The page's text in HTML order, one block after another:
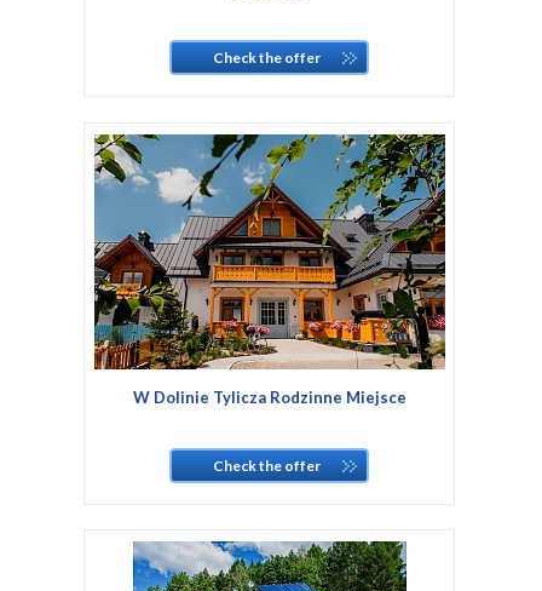
Check the offer
W Dolinie Tylicza Rodzinne Miejsce
Check the offer